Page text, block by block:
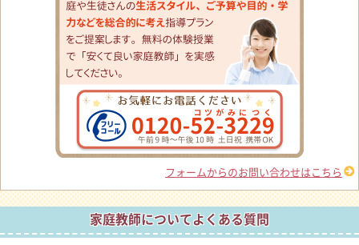
フォームからのお問い合わせはこちら
家庭教師についてよくある質問